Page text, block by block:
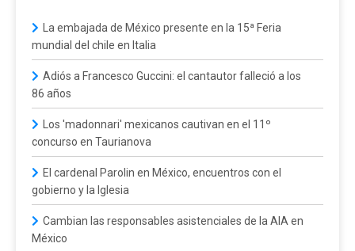
La embajada de México presente en la 15ª Feria
mundial del chile en Italia
Adiós a Francesco Guccini: el cantautor falleció a los
86 años
Los 'madonnari' mexicanos cautivan en el 11º
concurso en Taurianova
El cardenal Parolin en México, encuentros con el
gobierno y la Iglesia
Cambian las responsables asistenciales de la AIA en
México